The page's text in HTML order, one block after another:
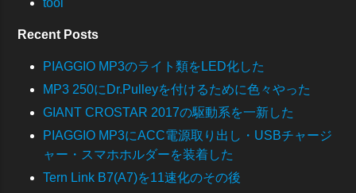
tool
Recent Posts
PIAGGIO MP3のライト類をLED化した
MP3 250にDr.Pulleyを付けるために色々やった
GIANT CROSTAR 2017の駆動系を一新した
PIAGGIO MP3にACC電源取り出し・USBチャージ
ャー・スマホホルダーを装着した
Tern Link B7(A7)を11速化のその後